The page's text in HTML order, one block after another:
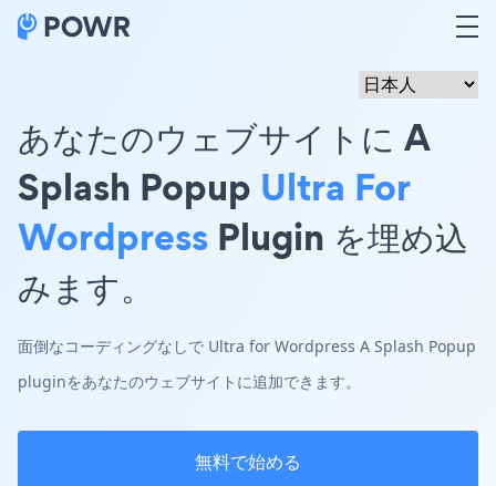
あなたのウェブサイトに A
Splash Popup Ultra For
Wordpress Plugin を埋め込
みます。
面倒なコーディングなしで Ultra for Wordpress A Splash Popup
pluginをあなたのウェブサイトに追加できます。
無料で始める